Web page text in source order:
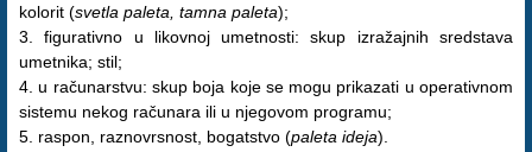
kolorit (svetla paleta, tamna paleta);
3. figurativno u likovnoj umetnosti: skup izražajnih sredstava
umetnika; stil;
4. u računarstvu: skup boja koje se mogu prikazati u operativnom
sistemu nekog računara ili u njegovom programu;
5. raspon, raznovrsnost, bogatstvo (paleta ideja).